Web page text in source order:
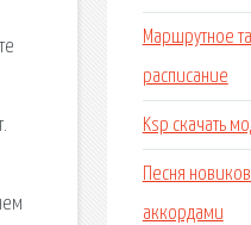
Маршрутное
расписание
Ksp скачать
Песня
аккордами